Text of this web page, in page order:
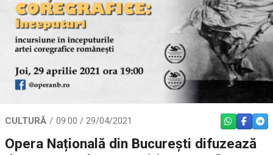
CULTURĂ 09:00 / 29/04/2021 WHATSAPP
Opera Națională din București difuzează